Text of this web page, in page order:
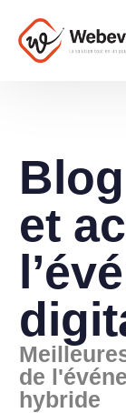
et
de
hybride